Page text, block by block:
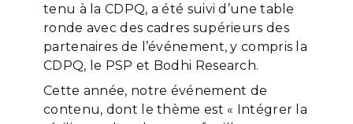
tenu à la CDPQ, a été suivi d’une table
ronde avec des cadres supérieurs des
partenaires de l’événement, y compris la
CDPQ, le PSP et Bodhi Research.
Cette année, notre événement de
contenu, dont le thème est « Intégrer la